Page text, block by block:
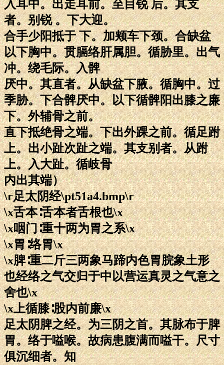
入耳中。出走耳前。至目锐 后。其支
者。别锐 。下大迎。
合手少阳抵于 下。加颊车下颈。合缺盆
以下胸中。贯膈络肝属胆。循胁里。出气
冲。绕毛际。入髀
厌中。其直者。从缺盆下腋。循胸中。过
季胁。下合髀厌中。以下循髀阳出膝之廉
下。外辅骨之前。
直下抵绝骨之端。下出外踝之前。循足跗
上。出小趾次趾之端。其支别者。从跗
上。入大趾。循岐骨
内出其端）
\r足太阴经\pt51a4.bmp\r
\x舌本∶舌本者舌根也\x
\x咽门∶重十两为胃之系\x
\x胃∶络胃\x
\x脾∶重二斤三两象马蹄内色胃脘象土形
也经络之气交归于中以营运真灵之气意之
舍也\x
\x上循膝∶股内前廉\x
足太阴脾之经。为三阴之首。其脉布于脾
胃。络于嗌喉。故病患腹满而嗌干。尺寸
俱沉细者。知